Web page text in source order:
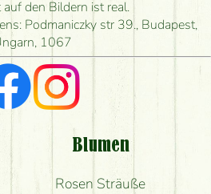
können Sie ihn frühestens
liefern?
hast du welche?
bekomme ich zum
was auf dem Bild zu sehen
den Bildern ist real.
Podmaniczky str 39., Budapest,
1067
Blumen
Rosen Sträuße